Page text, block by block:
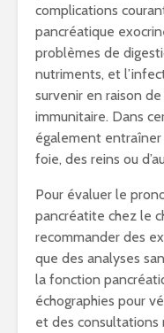
complications
pancréatique
problèmes de
nutriments, et
survenir en raison
immunitaire. Dans
également entraîner
foie, des reins ou
Pour évaluer le
pancréatite chez le
recommander des
que des analyses
la fonction
échographies pour
et des consultations